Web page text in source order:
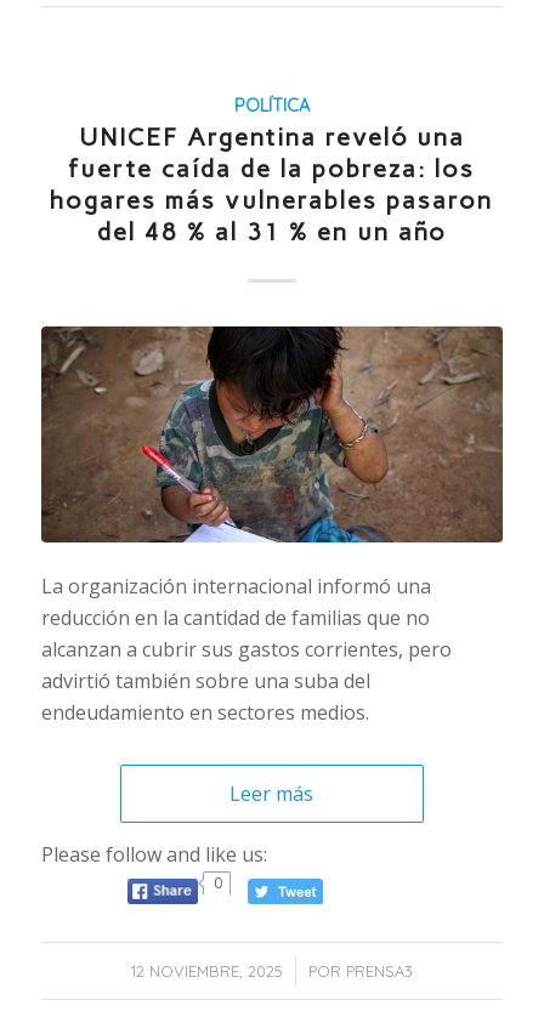
POLÍTICA
UNICEF Argentina reveló una
fuerte caída de la pobreza: los
hogares más vulnerables pasaron
del 48 % al 31 % en un año
La organización internacional informó una
reducción en la cantidad de familias que no
alcanzan a cubrir sus gastos corrientes, pero
advirtió también sobre una suba del
endeudamiento en sectores medios.
Leer más
Please follow and like us:
0
12 NOVIEMBRE, 2025
/ POR PRENSA3